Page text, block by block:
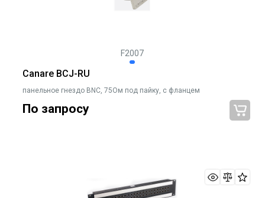
F2007
Canare BCJ-RU
панельное гнездо BNC, 75Ом под пайку, с фланцем
По запросу